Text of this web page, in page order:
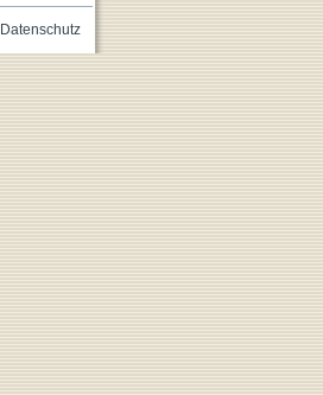
Datenschutz